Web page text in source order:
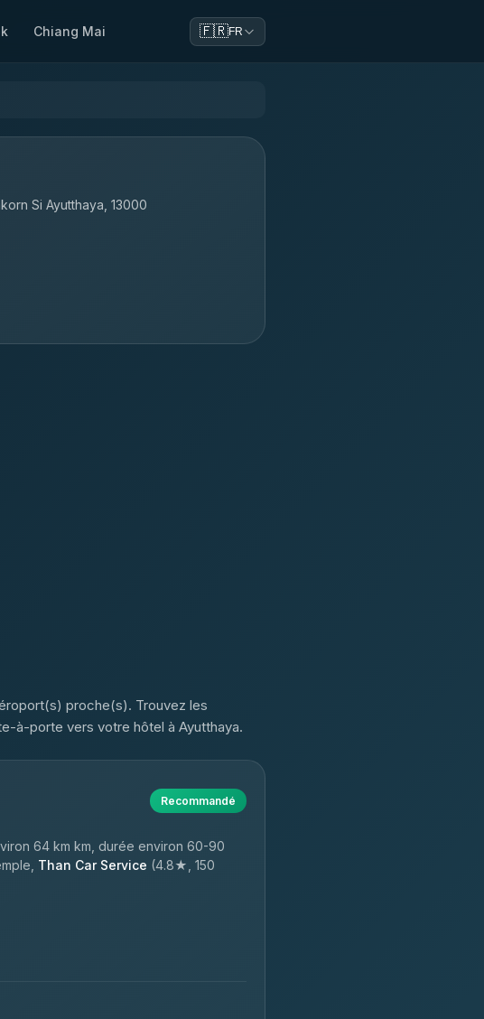
Chiang Mai 🇫🇷FR
Si Ayutthaya, 13000
proche(s). Trouvez les
à-porte vers votre hôtel à Ayutthaya.
Recommandé
64 km km, durée environ 60-90
Than Car Service (4.8★, 150